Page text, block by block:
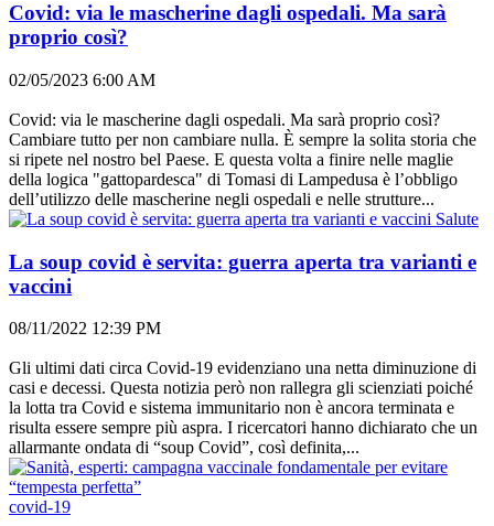
Covid: via le mascherine dagli ospedali. Ma sarà
proprio così?
02/05/2023 6:00 AM
Covid: via le mascherine dagli ospedali. Ma sarà proprio così?
Cambiare tutto per non cambiare nulla. È sempre la solita storia che
si ripete nel nostro bel Paese. E questa volta a finire nelle maglie
della logica "gattopardesca" di Tomasi di Lampedusa è l’obbligo
dell’utilizzo delle mascherine negli ospedali e nelle strutture...
Salute
La soup covid è servita: guerra aperta tra varianti e
vaccini
08/11/2022 12:39 PM
Gli ultimi dati circa Covid-19 evidenziano una netta diminuzione di
casi e decessi. Questa notizia però non rallegra gli scienziati poiché
la lotta tra Covid e sistema immunitario non è ancora terminata e
risulta essere sempre più aspra. I ricercatori hanno dichiarato che un
allarmante ondata di “soup Covid”, così definita,...
covid-19